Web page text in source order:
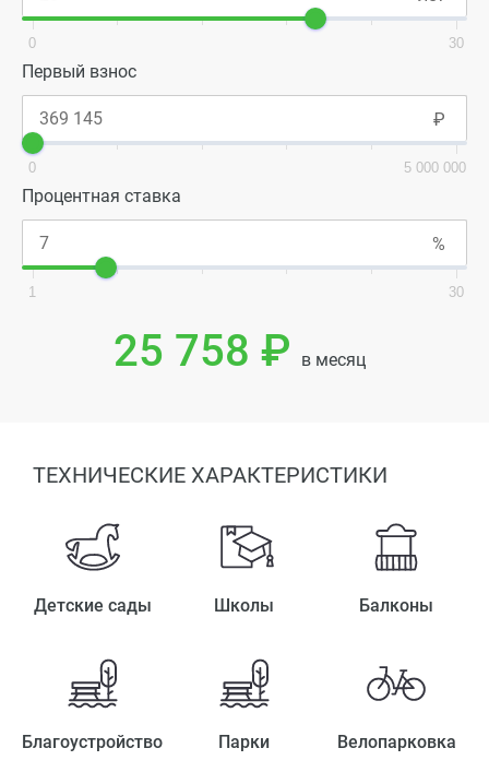
0 30
Первый взнос
0 5 000 000
Процентная ставка
1 30
25 758 ₽ в месяц
ТЕХНИЧЕСКИЕ ХАРАКТЕРИСТИКИ
Детские сады Школы Балконы
Благоустройство Парки Велопарковка